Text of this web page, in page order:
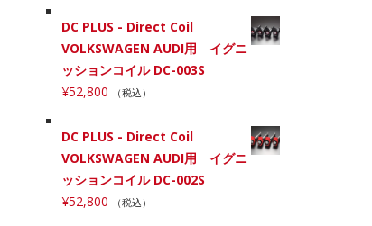
DC PLUS - Direct Coil
VOLKSWAGEN AUDI用 イグニ
ッションコイル DC-003S
¥52,800 （税込）
DC PLUS - Direct Coil
VOLKSWAGEN AUDI用 イグニ
ッションコイル DC-002S
¥52,800 （税込）